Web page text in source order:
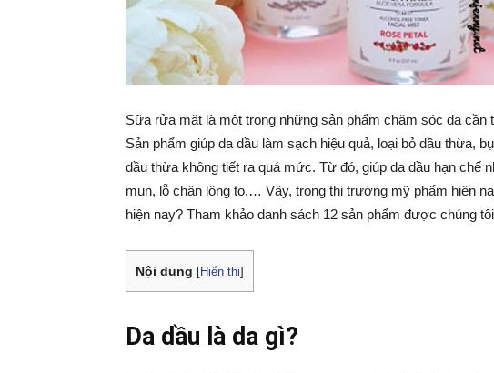
Sữa rửa mặt là một trong những sản phẩm chăm sóc da cần
Sản phẩm giúp da dầu làm sạch hiệu quả, loại bỏ dầu thừa,
dầu thừa không tiết ra quá mức. Từ đó, giúp da dầu hạn chế
mụn, lỗ chân lông to,… Vậy, trong thị trường mỹ phẩm hiện
hiện nay? Tham khảo danh sách 12 sản phẩm được chúng
Nội dung [Hiển thị]
Da dầu là da gì?